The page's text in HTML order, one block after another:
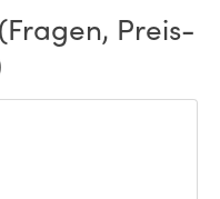
Preis-